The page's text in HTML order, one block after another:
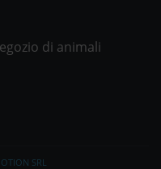
di animali
SRL